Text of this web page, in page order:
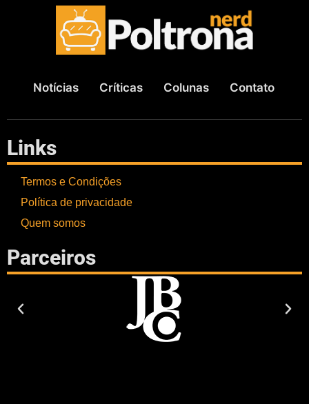
Notícias Críticas Colunas Contato
Links
Termos e Condições
Política de privacidade
Quem somos
Parceiros